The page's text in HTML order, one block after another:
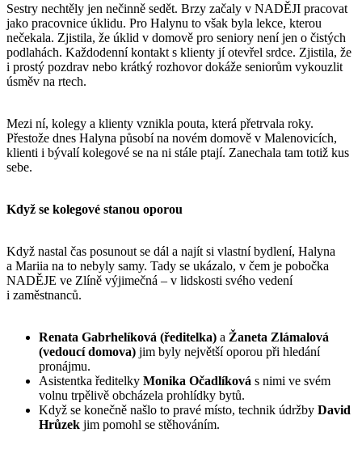
Sestry nechtěly jen nečinně sedět. Brzy začaly v NADĚJI pracovat
jako pracovnice úklidu. Pro Halynu to však byla lekce, kterou
nečekala. Zjistila, že úklid v domově pro seniory není jen o čistých
podlahách. Každodenní kontakt s klienty jí otevřel srdce. Zjistila, že
i prostý pozdrav nebo krátký rozhovor dokáže seniorům vykouzlit
úsměv na rtech.
Mezi ní, kolegy a klienty vznikla pouta, která přetrvala roky.
Přestože dnes Halyna působí na novém domově v Malenovicích,
klienti i bývalí kolegové se na ni stále ptají. Zanechala tam totiž kus
sebe.
Když se kolegové stanou oporou
Když nastal čas posunout se dál a najít si vlastní bydlení, Halyna
a Mariia na to nebyly samy. Tady se ukázalo, v čem je pobočka
NADĚJE ve Zlíně výjimečná – v lidskosti svého vedení
i zaměstnanců.
Renata Gabrhelíková (ředitelka) a Žaneta Zlámalová
(vedoucí domova) jim byly největší oporou při hledání
pronájmu.
Asistentka ředitelky Monika Očadlíková s nimi ve svém
volnu trpělivě obcházela prohlídky bytů.
Když se konečně našlo to pravé místo, technik údržby David
Hrůzek jim pomohl se stěhováním.